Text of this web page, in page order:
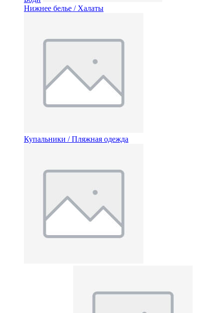
Нижнее белье / Халаты
Купальники / Пляжная одежда